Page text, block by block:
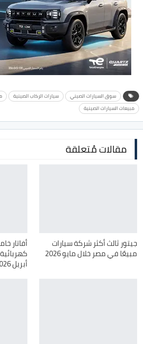
سوق السيارات الصيني سيارات الركاب الصينية
مبيعات السيارات الصينية
مقالات مُتعلقة
جيتور ثالث أكثر شركة سيارات
مبيعًا في مصر خلال مايو 2026
أفاتار
أبريل 2026